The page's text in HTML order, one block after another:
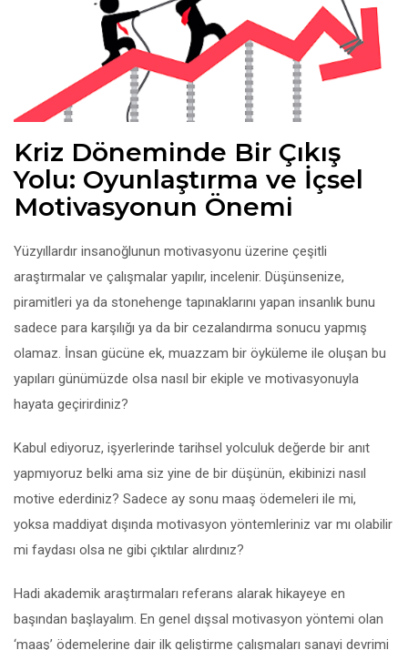
Kriz Döneminde Bir Çıkış
Yolu: Oyunlaştırma ve İçsel
Motivasyonun Önemi
Yüzyıllardır insanoğlunun motivasyonu üzerine çeşitli
araştırmalar ve çalışmalar yapılır, incelenir. Düşünsenize,
piramitleri ya da stonehenge tapınaklarını yapan insanlık bunu
sadece para karşılığı ya da bir cezalandırma sonucu yapmış
olamaz. İnsan gücüne ek, muazzam bir öyküleme ile oluşan bu
yapıları günümüzde olsa nasıl bir ekiple ve motivasyonuyla
hayata geçirirdiniz?
Kabul ediyoruz, işyerlerinde tarihsel yolculuk değerde bir anıt
yapmıyoruz belki ama siz yine de bir düşünün, ekibinizi nasıl
motive ederdiniz? Sadece ay sonu maaş ödemeleri ile mi,
yoksa maddiyat dışında motivasyon yöntemleriniz var mı olabilir
mi faydası olsa ne gibi çıktılar alırdınız?
Hadi akademik araştırmaları referans alarak hikayeye en
başından başlayalım. En genel dışsal motivasyon yöntemi olan
‘maaş’ ödemelerine dair ilk geliştirme çalışmaları sanayi devrimi